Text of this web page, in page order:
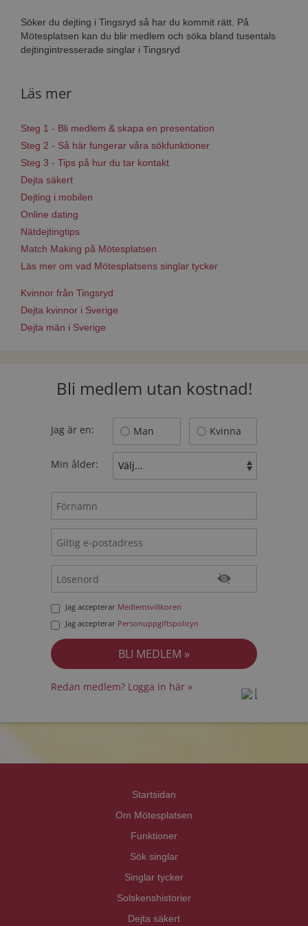
Söker du dejting i Tingsryd så har du kommit rätt. På
Mötesplatsen kan du blir medlem och söka bland tusentals
dejtingintresserade singlar i Tingsryd
Läs mer
Steg 1 - Bli medlem & skapa en presentation
Steg 2 - Så här fungerar våra sökfunktioner
Steg 3 - Tips på hur du tar kontakt
Dejta säkert
Dejting i mobilen
Online dating
Nätdejtingtips
Match Making på Mötesplatsen
Läs mer om vad Mötesplatsens singlar tycker
Kvinnor från Tingsryd
Dejta kvinnor i Sverige
Dejta män i Sverige
Bli medlem utan kostnad!
Jag är en: Man Kvinna
Min ålder:
Jag accepterar Medlemsvillkoren
Jag accepterar Personuppgiftspolicyn
Redan medlem? Logga in här »
Startsidan
Om Mötesplatsen
Funktioner
Sök singlar
Singlar tycker
Solskenshistorier
Dejta säkert